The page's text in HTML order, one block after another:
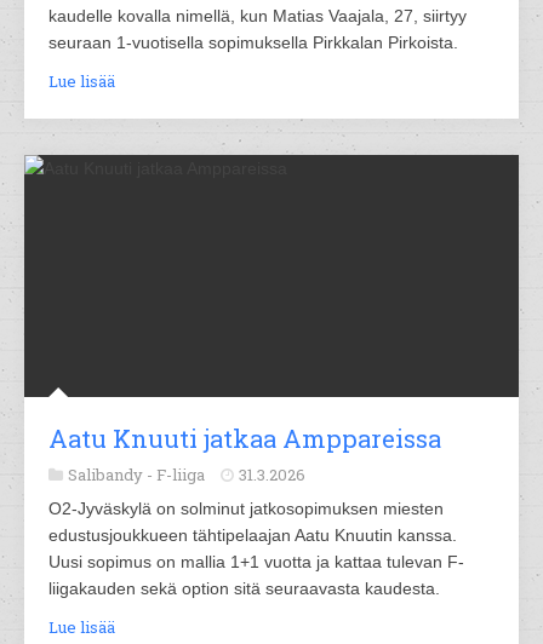
kaudelle kovalla nimellä, kun Matias Vaajala, 27, siirtyy
seuraan 1-vuotisella sopimuksella Pirkkalan Pirkoista.
Lue lisää
Aatu Knuuti jatkaa Amppareissa
Salibandy - F-liiga 31.3.2026
O2-Jyväskylä on solminut jatkosopimuksen miesten
edustusjoukkueen tähtipelaajan Aatu Knuutin kanssa.
Uusi sopimus on mallia 1+1 vuotta ja kattaa tulevan F-
liigakauden sekä option sitä seuraavasta kaudesta.
Lue lisää